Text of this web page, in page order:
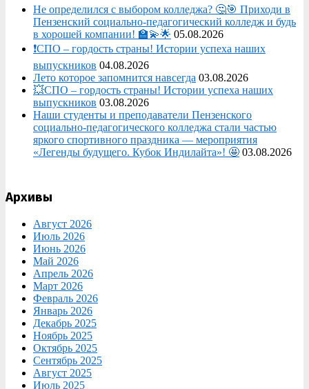
Не определился с выбором колледжа? 🤔🎯 Приходи в
Пензенский социально-педагогический колледж и будь
в хорошей компании! 🏫💫🌟 05.08.2026
❗СПО – гордость страны! Истории успеха наших
выпускников 04.08.2026
Лето которое запомнится навсегда 03.08.2026
💥СПО – гордость страны! Истории успеха наших
выпускников 03.08.2026
Наши студенты и преподаватели Пензенского
социально‑педагогического колледжа стали частью
яркого спортивного праздника — мероприятия
«Легенды будущего. Кубок Индилайта»! 🤩 03.08.2026
Архивы
Август 2026
Июль 2026
Июнь 2026
Май 2026
Апрель 2026
Март 2026
Февраль 2026
Январь 2026
Декабрь 2025
Ноябрь 2025
Октябрь 2025
Сентябрь 2025
Август 2025
Июль 2025